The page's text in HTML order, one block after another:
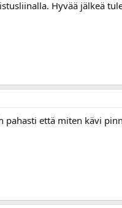
Hyvää jälkeä
pahasti että miten kävi